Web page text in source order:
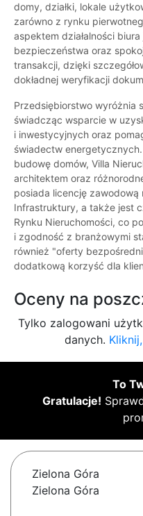
domy, działki, lokale
zarówno z rynku
aspektem działalności
bezpieczeństwa oraz
transakcji, dzięki
dokładnej weryfikacji
Przedsiębiorstwo wyróżnia
świadcząc wsparcie w
i inwestycyjnych oraz
świadectw
budowę domów, Villa
architektem oraz
posiada licencję zawodową
Infrastruktury, a także jest
Rynku Nieruchomości, co
i zgodność z branżowymi
również "oferty
dodatkową korzyść dla
Oceny na
Tylko zalogowani
danych.
To
Gratulacje!
Zielona Góra
Zielona Góra